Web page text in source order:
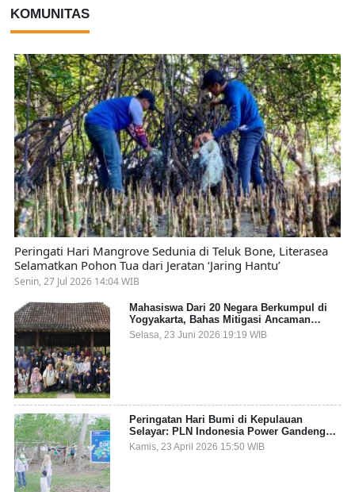
KOMUNITAS
Peringati Hari Mangrove Sedunia di Teluk Bone, Literasea
Selamatkan Pohon Tua dari Jeratan ‘Jaring Hantu’
Senin, 27 Jul 2026 14:04 WIB
Mahasiswa Dari 20 Negara Berkumpul di
Yogyakarta, Bahas Mitigasi Ancaman
Kesehatan Global
Selasa, 23 Juni 2026 19:19 WIB
Peringatan Hari Bumi di Kepulauan
Selayar: PLN Indonesia Power Gandeng
Pemda dan Komunitas, Giatkan Restorasi
Mangrove
Kamis, 23 April 2026 15:50 WIB